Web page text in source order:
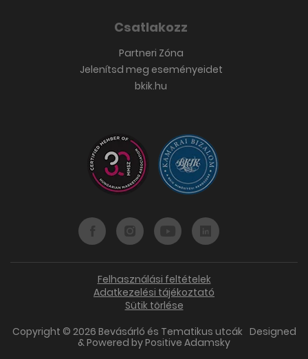
Csatlakozz
Partneri Zóna
Jelenítsd meg eseményeidet
bkik.hu
Felhasználási feltételek
Adatkezelési tájékoztató
Sütik törlése
Copyright © 2026 Bevásárló és Tematikus utcák Designed
& Powered byPositive Adamsky